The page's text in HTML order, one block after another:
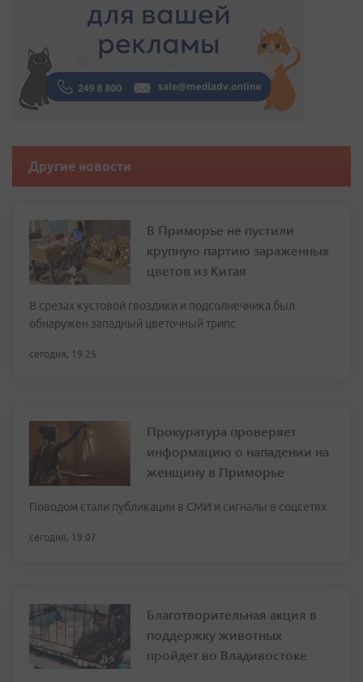
Другие новости
В Приморье не пустили
крупную партию зараженных
цветов из Китая
В срезах кустовой гвоздики и подсолнечника был
обнаружен западный цветочный трипс
сегодня, 19:25
Прокуратура проверяет
информацию о нападении на
женщину в Приморье
Поводом стали публикации в СМИ и сигналы в соцсетях
сегодня, 19:07
Благотворительная акция в
поддержку животных
пройдет во Владивостоке